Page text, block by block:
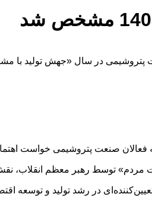
صنعت پتروشیمی خواست اهتمام جدی
مردم» توسط رهبر معظم